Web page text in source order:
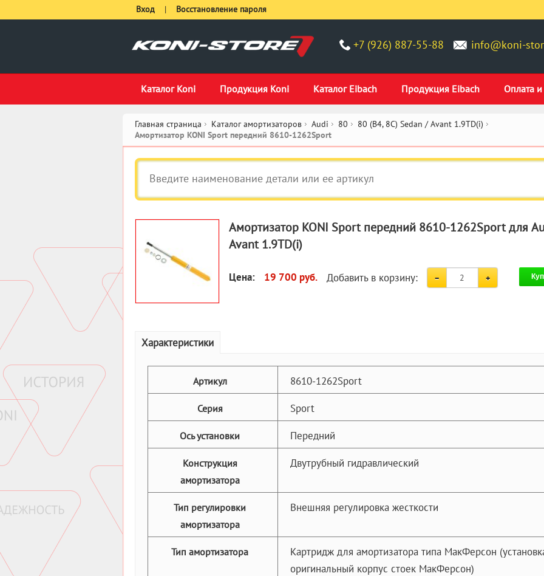
+7 (926) 887-55-88 info@koni-
Каталог Koni Продукция Koni Каталог Eibach Продукция Eibach Оплата и
Вход | Восстановление пароля
Главная страница Каталог амортизаторов Audi 80 80 (B4, 8C) Sedan / Avant 1.9TD(i)
Амортизатор KONI Sport передний 8610-1262Sport
Амортизатор KONI Sport передний 8610-1262Sport для
Avant 1.9TD(i)
Цена: 19 700 руб. Добавить в корзину:
Характеристики
Артикул 8610-1262Sport
Серия Sport
Ось установки Передний
Конструкция
амортизатора
Двутрубный гидравлический
Тип регулировки
амортизатора
Внешняя регулировка жесткости
Тип амортизатора
Картридж для амортизатора типа МакФерсон
оригинальный корпус стоек МакФерсон)